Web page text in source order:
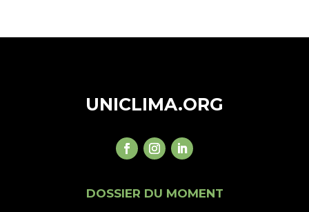
UNICLIMA.ORG
DOSSIER DU MOMENT